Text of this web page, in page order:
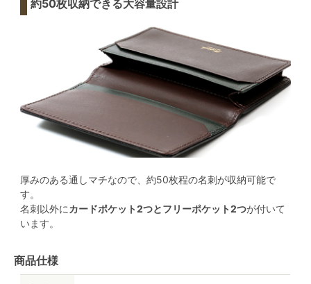
約50枚収納できる大容量設計
厚みのある通しマチなので、約50枚程の名刺が収納可能で
す。
名刺以外にカードポケット2つとフリーポケット2つが付いて
います。
商品仕様